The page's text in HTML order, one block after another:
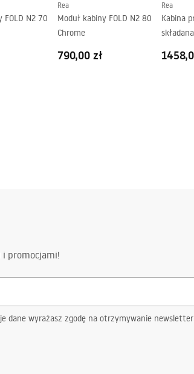
FOLD N2 70
Rea
Moduł kabiny FOLD N2 80
Chrome
790,00 zł
Rea
Kabina
i promocjami!
dane wyrażasz zgodę na otrzymywanie